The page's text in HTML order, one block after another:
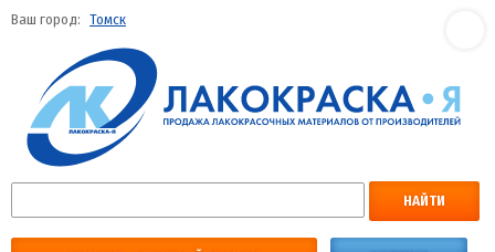
Ваш город: Томск
НАЙТИ